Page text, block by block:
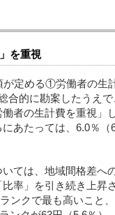
を重視
が定める①労働者の
的に勘案したうえ
者の生計費を重視」
あたっては、6.0％
ては、地域間格差へ
率」を引き続き上昇
ンクで最も高いこと